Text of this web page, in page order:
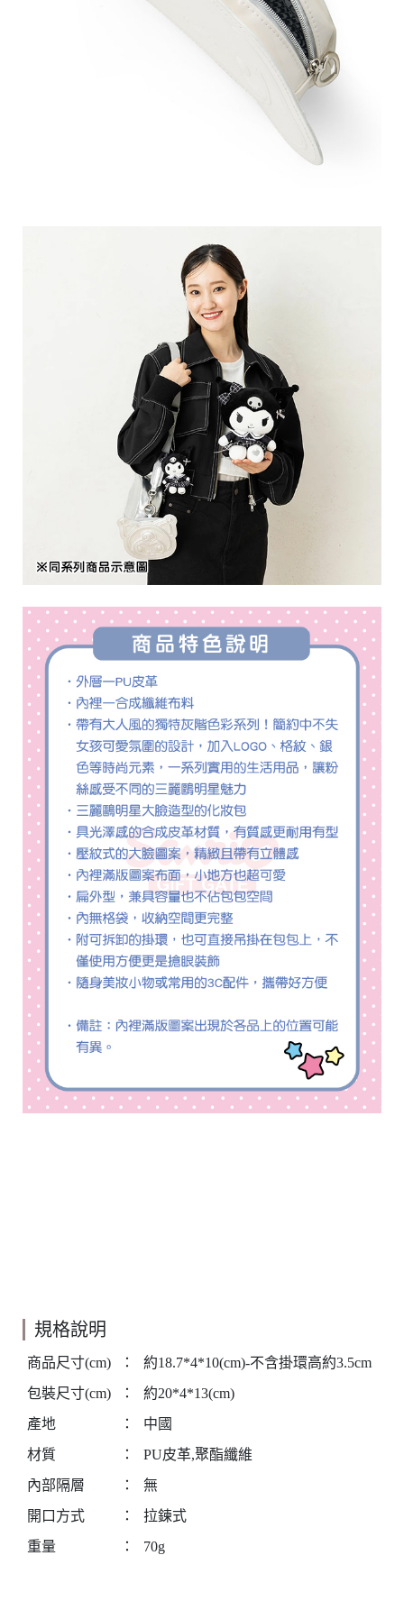
規格說明
商品尺寸(cm) ：
約18.7*4*10(cm)-不含掛環高約3.5cm
包裝尺寸(cm)
：
約20*4*13(cm)
產地
：
中國
材質
：
PU皮革,聚酯纖維
內部隔層
：
無
開口方式
：
拉鍊式
重量
： 70g